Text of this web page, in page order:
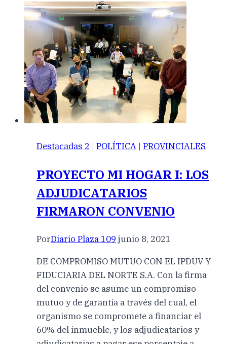
Destacadas 2 | POLÍTICA | PROVINCIALES
PROYECTO MI HOGAR I: LOS
ADJUDICATARIOS
FIRMARON CONVENIO
PorDiario Plaza 109 junio 8, 2021
DE COMPROMISO MUTUO CON EL IPDUV Y
FIDUCIARIA DEL NORTE S.A. Con la firma
del convenio se asume un compromiso
mutuo y de garantía a través del cual, el
organismo se compromete a financiar el
60% del inmueble, y los adjudicatarios y